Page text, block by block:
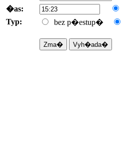
�as:
Typ:
bez p�estup�